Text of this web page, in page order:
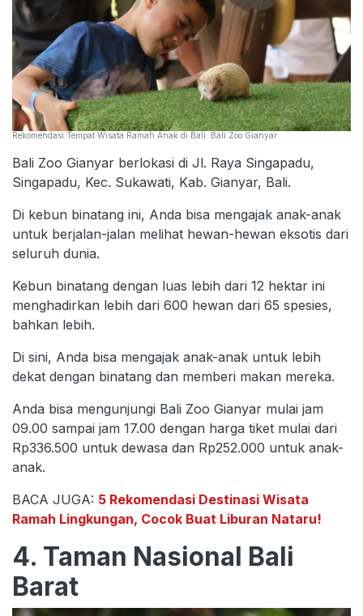
Rekomendasi Tempat Wisata Ramah Anak di Bali: Bali Zoo Gianyar
Bali Zoo Gianyar berlokasi di Jl. Raya Singapadu,
Singapadu, Kec. Sukawati, Kab. Gianyar, Bali.
Di kebun binatang ini, Anda bisa mengajak anak-anak
untuk berjalan-jalan melihat hewan-hewan eksotis dari
seluruh dunia.
Kebun binatang dengan luas lebih dari 12 hektar ini
menghadirkan lebih dari 600 hewan dari 65 spesies,
bahkan lebih.
Di sini, Anda bisa mengajak anak-anak untuk lebih
dekat dengan binatang dan memberi makan mereka.
Anda bisa mengunjungi Bali Zoo Gianyar mulai jam
09.00 sampai jam 17.00 dengan harga tiket mulai dari
Rp336.500 untuk dewasa dan Rp252.000 untuk anak-
anak.
BACA JUGA: 5 Rekomendasi Destinasi Wisata
Ramah Lingkungan, Cocok Buat Liburan Nataru!
4. Taman Nasional Bali
Barat